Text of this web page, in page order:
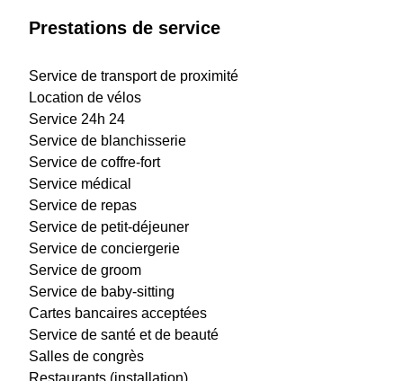
Prestations de service
Service de transport de proximité
Location de vélos
Service 24h 24
Service de blanchisserie
Service de coffre-fort
Service médical
Service de repas
Service de petit-déjeuner
Service de conciergerie
Service de groom
Service de baby-sitting
Cartes bancaires acceptées
Service de santé et de beauté
Salles de congrès
Restaurants (installation)